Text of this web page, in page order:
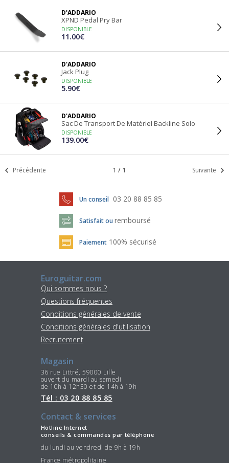
D'ADDARIO
XPND Pedal Pry Bar
DISPONIBLE
11.00€
D'ADDARIO
Jack Plug
DISPONIBLE
5.90€
D'ADDARIO
Sac De Transport De Matériel Backline Solo
DISPONIBLE
139.00€
Précédente 1 / 1 Suivante
Un conseil 03 20 88 85 85
Satisfait ou remboursé
Paiement 100% sécurisé
Euroguitar.com
Qui sommes nous ?
Questions fréquentes
Conditions générales de vente
Conditions générales d'utilisation
Recrutement
Magasin
36 rue Littré, 59000 Lille
ouvert du mardi au samedi
de 10h à 12h30 et de 14h à 19h
Tél : 03 20 88 85 85
Contact & services
Hotline Internet
conseils & commandes par téléphone
du lundi au vendredi de 9h à 19h
France métropolitaine